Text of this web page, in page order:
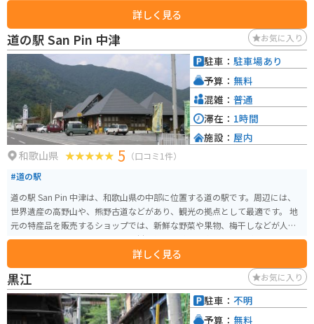
０メートルを超えるような千年楠と呼ばれる巨大な楠が存在します。
詳しく見る
道の駅 San Pin 中津 お気に入り
和歌山県 5 （口コミ1件）
#道の駅
道の駅 San Pin 中津は、和歌山県の中部に位置する道の駅です。周辺には、
世界遺産の高野山や、熊野古道などがあり、観光の拠点として最適です。 地
元の特産品を販売するショップでは、新鮮な野菜や果物、梅干しなどが人気
です。レストランでは、地元の食材を使った料理を楽しむことができます。
バイクで訪れる場合、道の駅には広い駐車場が完備されているので安心で
す。また、周辺には、高野山や熊野古道など、ツーリングに最適なスポットが
たくさんあります。
詳しく見る
駐車： 駐車場あり
予算： 無料
混雑： 普通
滞在： 1時間
施設： 屋内
黒江 お気に入り
駐車： 不明
予算： 無料